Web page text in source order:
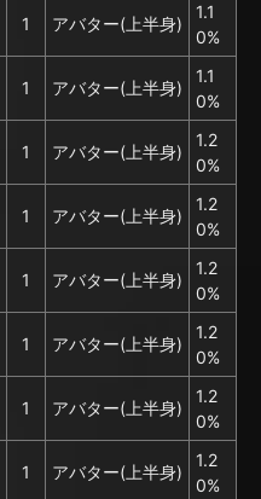
1 アバター(上半身)
1.1
0%
1 アバター(上半身)
1.1
0%
1 アバター(上半身)
1.2
0%
1 アバター(上半身)
1.2
0%
1 アバター(上半身)
1.2
0%
1 アバター(上半身)
1.2
0%
1 アバター(上半身)
1.2
0%
1 アバター(上半身)
1.2
0%